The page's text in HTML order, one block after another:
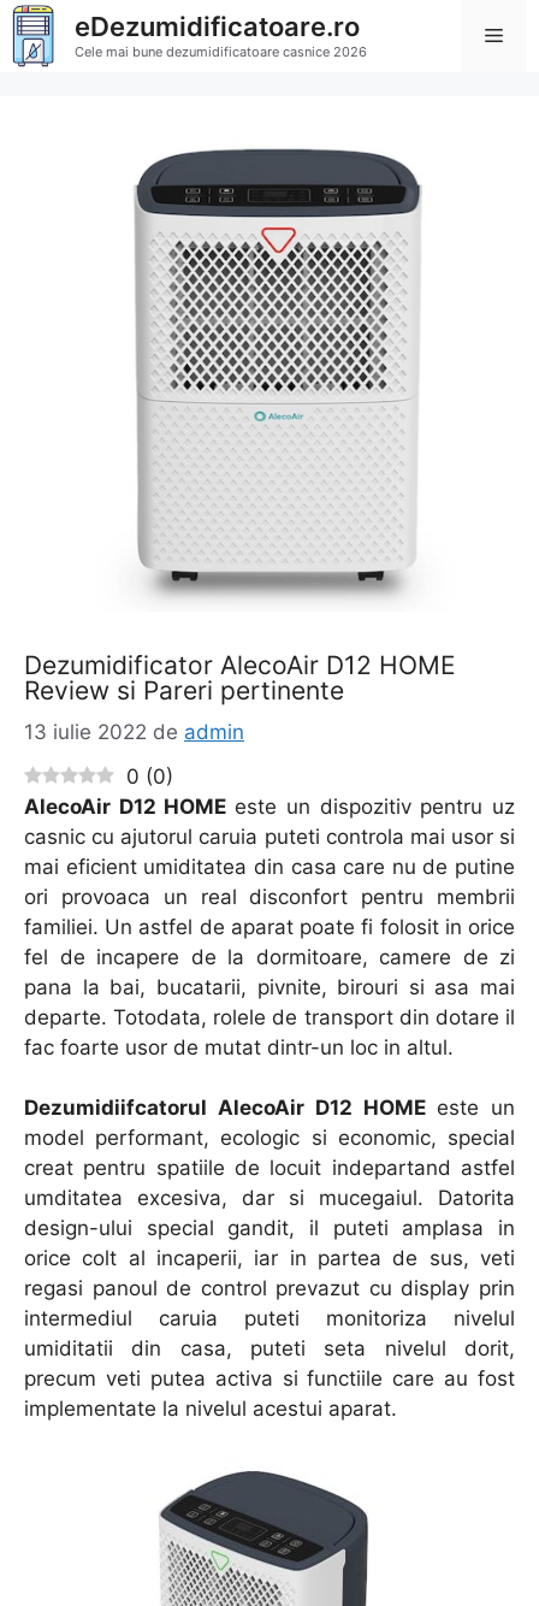
Sari
conținut
eDezumidificatoare.ro
Cele mai bune dezumidificatoare casnice 2026
Dezumidificator AlecoAir D12 HOME
Review si Pareri pertinente
13 iulie 2022 de admin
0 (0)
AlecoAir D12 HOME este un dispozitiv pentru uz
casnic cu ajutorul caruia puteti controla mai usor si
mai eficient umiditatea din casa care nu de putine
ori provoaca un real disconfort pentru membrii
familiei. Un astfel de aparat poate fi folosit in orice
fel de incapere de la dormitoare, camere de zi
pana la bai, bucatarii, pivnite, birouri si asa mai
departe. Totodata, rolele de transport din dotare il
fac foarte usor de mutat dintr-un loc in altul.
Dezumidiifcatorul AlecoAir D12 HOME este un
model performant, ecologic si economic, special
creat pentru spatiile de locuit indepartand astfel
umditatea excesiva, dar si mucegaiul. Datorita
design-ului special gandit, il puteti amplasa in
orice colt al incaperii, iar in partea de sus, veti
regasi panoul de control prevazut cu display prin
intermediul caruia puteti monitoriza nivelul
umiditatii din casa, puteti seta nivelul dorit,
precum veti putea activa si functiile care au fost
implementate la nivelul acestui aparat.